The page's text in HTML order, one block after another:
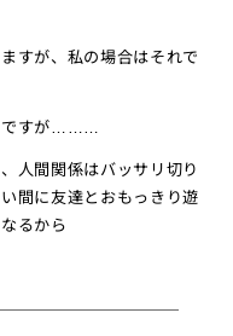
すが、私の場合はそれで
ですが………
人間関係はバッサリ切り
間に友達とおもっきり遊
るから